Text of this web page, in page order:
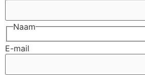
Naam
E-mail